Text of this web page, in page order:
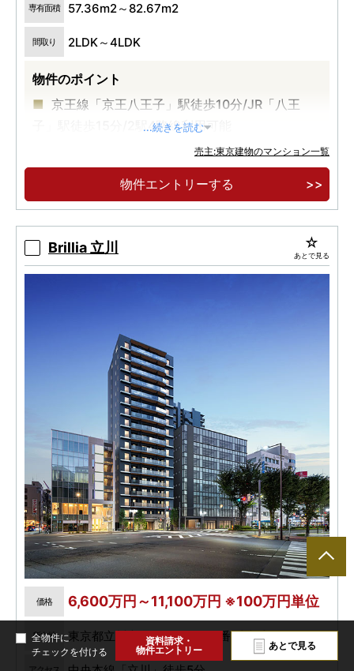
専有面積 57.36m2～82.67m2
間取り 2LDK～4LDK
物件のポイント
京王線「京王八王子」駅徒歩10分/JR「八王
子」駅徒歩15分/2駅4路線利用可能
川辺の自然を望む「南西向き80％超」
自走式＆平置き駐車場「設置率70％超」
...続きを読む
売主:東京建物のマンション一覧
物件エントリーする
Brillia 立川 あとで見る
価格 6,600万円～11,100万円 ※100万円単位
所在地 東京都立川市曙町二丁目201番3(地番)
全物件に
チェックを付ける
資料請求・
物件エントリー
あとで見る